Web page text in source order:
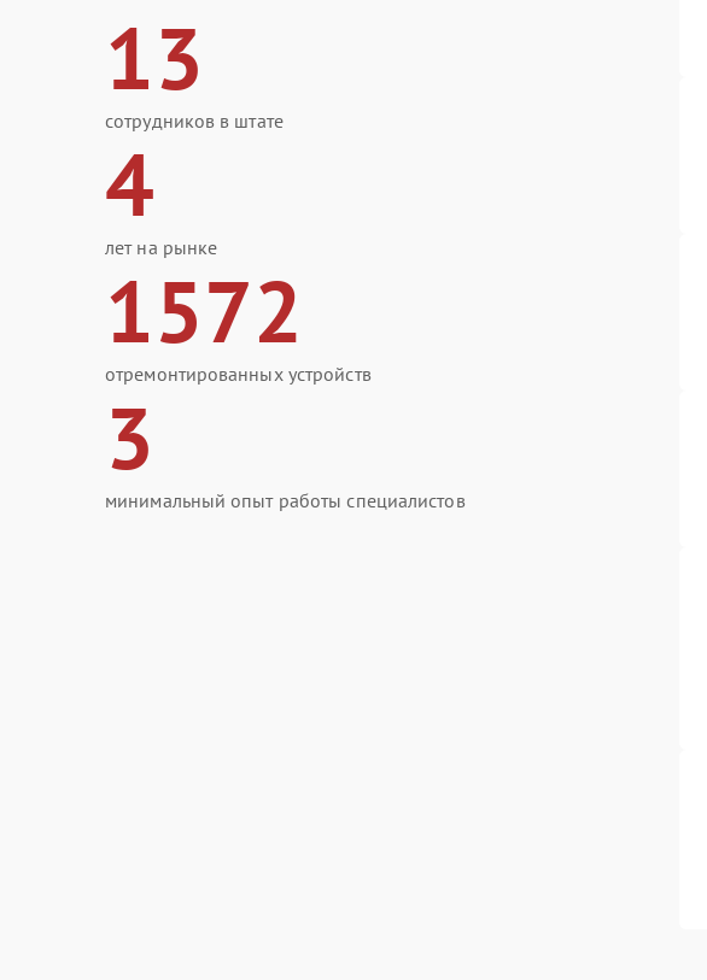
13
сотрудников в штате
4
лет на рынке
1572
отремонтированных устройств
3
минимальный опыт работы специалистов